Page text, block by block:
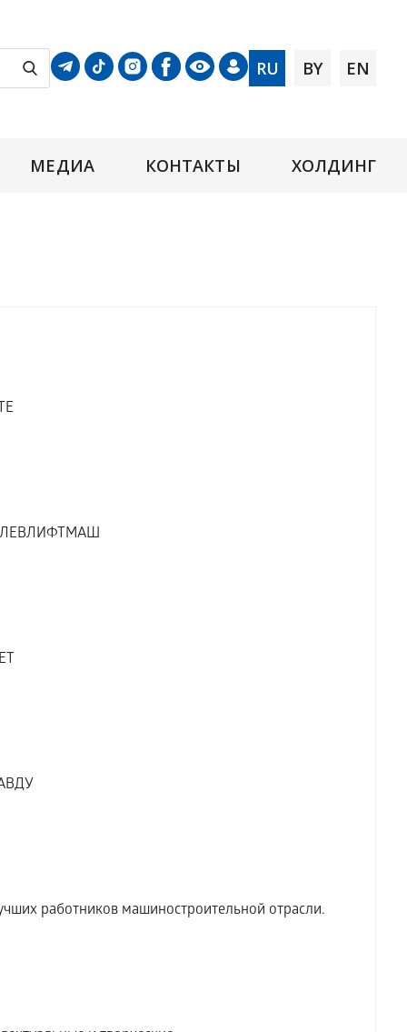
RU BY EN
МЕДИА КОНТАКТЫ ХОЛДИНГ
работников машиностроительной отрасли.